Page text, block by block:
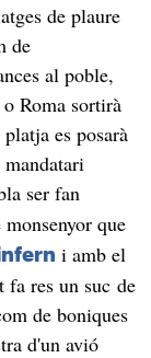
de plaure
de
al poble,
Roma sortirà
es posarà
ser fan
que
i amb el
fa res un suc de
de boniques
d'un avió